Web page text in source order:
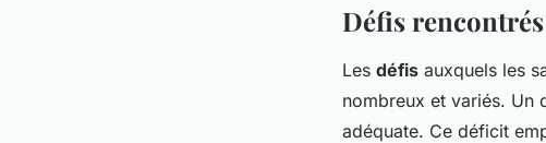
Défis rencontrés
Les défis auxquels les
nombreux et variés. Un
adéquate. Ce déficit